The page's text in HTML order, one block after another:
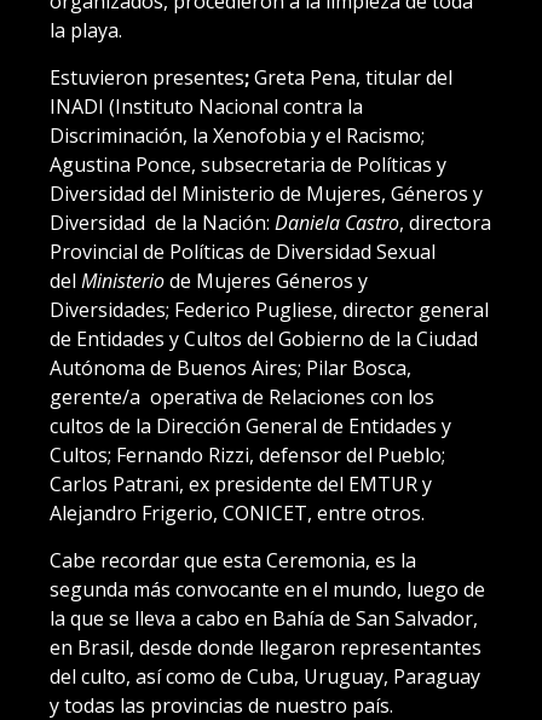
la playa.
Estuvieron presentes;Greta Pena, titular del
INADI (Instituto Nacional contra la
Discriminación, la Xenofobia y el Racismo;
Agustina Ponce, subsecretaria de Políticas y
Diversidad del Ministerio de Mujeres, Géneros y
Diversidad de la Nación: Daniela Castro, directora
Provincial de Políticas de Diversidad Sexual
del Ministeriode Mujeres Géneros y
Diversidades; Federico Pugliese, director general
de Entidades y Cultos del Gobierno de la Ciudad
Autónoma de Buenos Aires; Pilar Bosca,
gerente/a operativa de Relaciones con los
cultos de la Dirección General de Entidades y
Cultos; Fernando Rizzi, defensor del Pueblo;
Carlos Patrani, ex presidente del EMTUR y
Alejandro Frigerio, CONICET, entre otros.
Cabe recordar que esta Ceremonia, es la
segunda más convocante en el mundo, luego de
la que se lleva a cabo en Bahía de San Salvador,
en Brasil, desde donde llegaron representantes
del culto, así como de Cuba, Uruguay, Paraguay
y todas las provincias de nuestro país.